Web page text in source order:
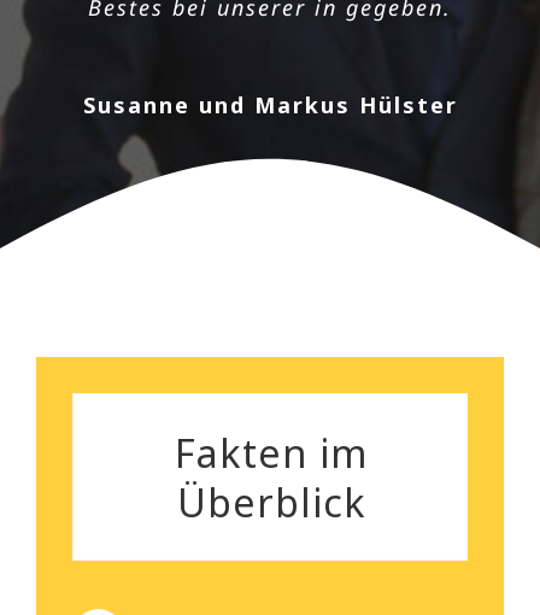
Bestes bei unserer in gegeben.
Susanne und Markus Hülster
für die sorgenlose und
Preisleistungsverhältnis ist
wirklich überzeugend und das
Team aus sehr nett und zügig.
Fakten im
Überblick